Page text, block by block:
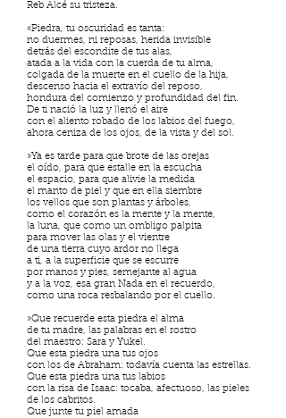
Reb Alcé su tristeza.
«Piedra, tu oscuridad es tanta:
no duermes, ni reposas, herida invisible
detrás del escondite de tus alas,
atada a la vida con la cuerda de tu alma,
colgada de la muerte en el cuello de la hija,
descenso hacia el extravío del reposo,
hondura del comienzo y profundidad del fin.
De ti nació la luz y llenó el aire
con el aliento robado de los labios del fuego,
ahora ceniza de los ojos, de la vista y del sol.
»Ya es tarde para que brote de las orejas
el oído, para que estalle en la escucha
el espacio, para que alivie la medida
el manto de piel y que en ella siembre
los vellos que son plantas y árboles,
como el corazón es la mente y la mente,
la luna, que como un ombligo palpita
para mover las olas y el vientre
de una tierra cuyo ardor no llega
a ti, a la superficie que se escurre
por manos y pies, semejante al agua
y a la voz, esa gran Nada en el recuerdo,
como una roca resbalando por el cuello.
»Que recuerde esta piedra el alma
de tu madre, las palabras en el rostro
del maestro: Sara y Yukel.
Que esta piedra una tus ojos
con los de Abraham: todavía cuenta las estrellas.
Que esta piedra una tus labios
con la risa de Isaac: tocaba, afectuoso, las pieles
de los cabritos.
Que junte tu piel amada